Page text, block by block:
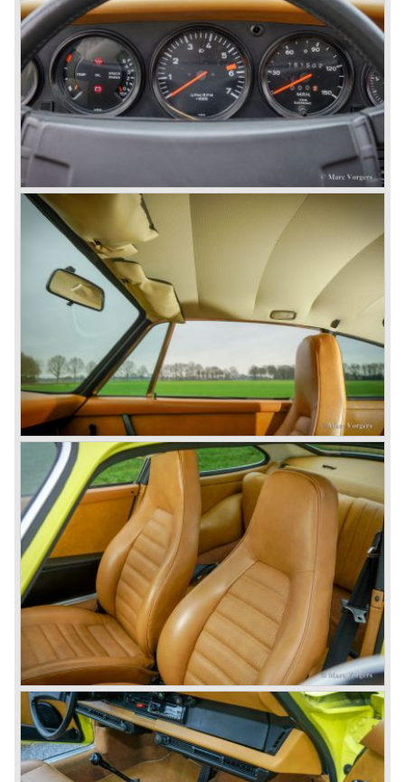
heden.
Naast de Porsche 356 en de daaruit voortgekomen
Porsche 911 heeft Porsche in de loop der jaren vele
succesvolle racewagens gebouwd waaronder de 718
RSK Spyder uit 1958.
(klik hier om 6 kampioenschap winnende Porsche GT
sportwagens te bekijken die vanaf 1969 de GT racerij
domineerden)
weggebruik met middenmotor of met de motor voorin
geplaatst. In 1969 verscheen de in samenwerking met VW
gebouwde VW-Porsche 914 met midscheeps geplaatste
viercilinder Volkswagen motor. Ook verscheen er een in
gelimiteerde oplage gebouwde variant met Porsche 2 liter
zescilinder boxermotor; de Porsche 914-6. De VW-
Porsche 914 werd een verkoophit, meer dan 100.000
exemplaren werden verkocht...
In 1975 verscheen, wederom in samenwerking met VW,
de Porsche 924. De auto was vormgegeven door de
Nederlander Harm Lagaay die sindsdien het gezicht van
nagenoeg alle Porsches bepaalde. De 924 zag er vlot
gelijnd uit en was voorzien van een twee liter Audi
viercilinder motor. Wederom was de samenwerking met
VW vruchtbaar, ruim 110.000 exemplaren werden
verkocht tot 1985.
In 1977 vindt er een kleine huisrevolutie plaats bij Porsche
met het verschijnen van de zeer futuristisch vormgegeven
Porsche 928... De 928 was voorzien van een voorin
geplaatste 4.5 liter V8 motor ontworpen door Porsche. De
928 was en echte GT, een sportwagen voor lange
afstanden, comfortabel met een perfect onderstel en
prestaties van topniveau. De 928 werd in 1978
uitgeroepen tot "Auto van het jaar" wat een uitzondering
was daar het een peperdure auto uit het topklasse
segment betrof. De Porsche 928 trok echter een geheel
andere klantengroep en bleef exclusief omdat er net geen
18.000 exemplaren werden verkocht totdat de 928 in 1982
uit de productie werd genomen.
De beginjaren tachtig van de vorige eeuw waren voor
Porsche een hoogtepunt. Men had drie aparte
productielijnen voor de 911, 928 en de 924. Tegelijkertijd
werden in de Groep C racerij grote successen geboekt. In
1983 werd zelfs de overwinning tijdens de 24 uren van Le
Mans behaald.
In deze periode raakte Porsche intern in een
bestuurscrisis, men was teveel gefocust op korte termijn
winst en technische ontwikkelingen stonden op een laag
pitje.